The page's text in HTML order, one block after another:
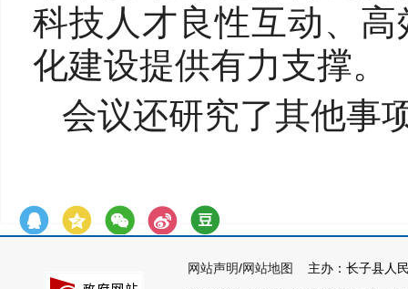
科技人才良性互动、
化建设提供有力支撑。
会议还研究了其他事
网站声明/网站地图
主办：长子县人